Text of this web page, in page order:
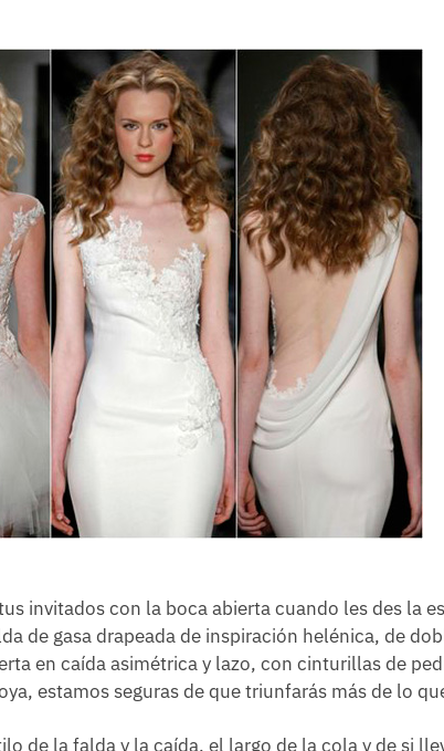
invitados con la boca abierta cuando les des la
de gasa drapeada de inspiración helénica, de
en caída asimétrica y lazo, con cinturillas de
estamos seguras de que triunfarás más de lo
de la falda y la caída, el largo de la cola y de si